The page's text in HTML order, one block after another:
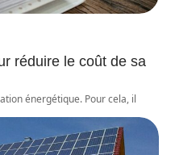
réduire le coût de sa
énergétique. Pour cela, il